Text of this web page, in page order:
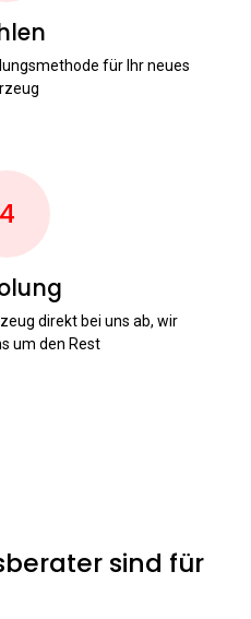
für Ihr neues
4
direkt bei uns ab, wir
um den Rest
sind für